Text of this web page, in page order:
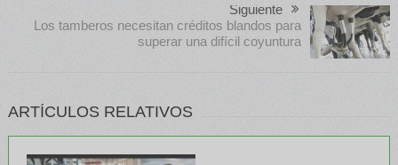
Siguiente
Los tamberos necesitan créditos blandos para
superar una difícil coyuntura
ARTÍCULOS RELATIVOS